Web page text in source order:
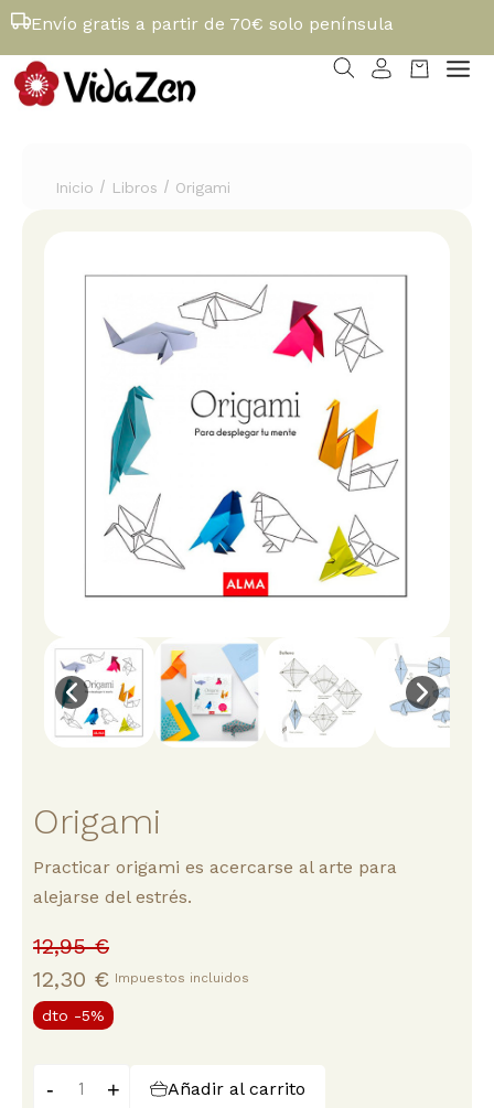
Envío gratis a partir de 70€ solo península
Inicio / Libros / Origami
Origami
Practicar origami es acercarse al arte para
alejarse del estrés.
12,95 €
12,30 € Impuestos incluidos
dto -5%
- + Añadir al carrito